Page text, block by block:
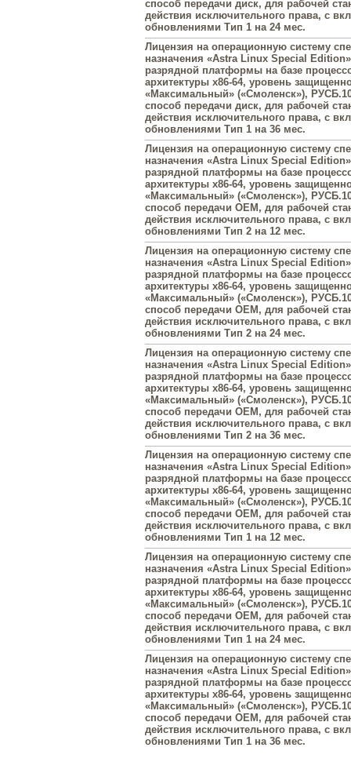
способ передачи диск, для рабочей
действия исключительного права, с
обновлениями Тип 1 на 24 мес.
Лицензия на операционную систему
назначения «Astra Linux Special
разрядной платформы на базе
архитектуры х86-64, уровень
«Максимальный» («Смоленск»),
способ передачи диск, для рабочей
действия исключительного права, с
обновлениями Тип 1 на 36 мес.
Лицензия на операционную систему
назначения «Astra Linux Special
разрядной платформы на базе
архитектуры х86-64, уровень
«Максимальный» («Смоленск»),
способ передачи OEM, для рабочей
действия исключительного права, с
обновлениями Тип 2 на 12 мес.
Лицензия на операционную систему
назначения «Astra Linux Special
разрядной платформы на базе
архитектуры х86-64, уровень
«Максимальный» («Смоленск»),
способ передачи OEM, для рабочей
действия исключительного права, с
обновлениями Тип 2 на 24 мес.
Лицензия на операционную систему
назначения «Astra Linux Special
разрядной платформы на базе
архитектуры х86-64, уровень
«Максимальный» («Смоленск»),
способ передачи OEM, для рабочей
действия исключительного права, с
обновлениями Тип 2 на 36 мес.
Лицензия на операционную систему
назначения «Astra Linux Special
разрядной платформы на базе
архитектуры х86-64, уровень
«Максимальный» («Смоленск»),
способ передачи OEM, для рабочей
действия исключительного права, с
обновлениями Тип 1 на 12 мес.
Лицензия на операционную систему
назначения «Astra Linux Special
разрядной платформы на базе
архитектуры х86-64, уровень
«Максимальный» («Смоленск»),
способ передачи OEM, для рабочей
действия исключительного права, с
обновлениями Тип 1 на 24 мес.
Лицензия на операционную систему
назначения «Astra Linux Special
разрядной платформы на базе
архитектуры х86-64, уровень
«Максимальный» («Смоленск»),
способ передачи OEM, для рабочей
действия исключительного права, с
обновлениями Тип 1 на 36 мес.